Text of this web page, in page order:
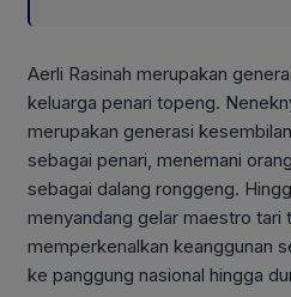
Aerli Rasinah merupakan
keluarga penari topeng.
merupakan generasi
sebagai penari, menemani
sebagai dalang ronggeng.
menyandang gelar maestro tari
memperkenalkan keanggunan
ke panggung nasional hingga